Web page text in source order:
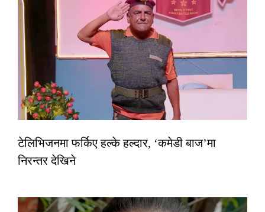
टेलिभिजनमा फर्किए हल्के हल्दार, ‘कमेडी बाज’मा
निरन्तर देखिने